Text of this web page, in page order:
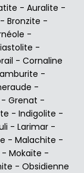
- Auralite -
- Bronzite -
-
-
- Cornaline
-
-
- Grenat -
- Indigolite -
- Larimar -
- Malachite -
- Mokaïte -
- Obsidienne